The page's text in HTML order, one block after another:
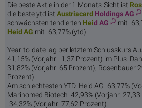
Die beste Aktie in der 1-Monats-Sicht ist
die beste ytd ist Austriacard Holdings AG
schwächsten tendierten Heid AG
mit -
Heid AG mit -63,77% (ytd).
Year-to-date lag per letztem Schlusskurs
41,15% (Vorjahr: -1,37 Prozent) im Plus.
31,82% (Vorjahr: 65 Prozent), Rosenbauer
Prozent).
Am schlechtesten YTD: Heid AG -63,77%
Marinomed Biotech -42,93% (Vorjahr:
-34,32% (Vorjahr: 77,62 Prozent).